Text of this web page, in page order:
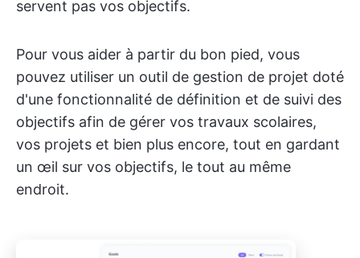
servent pas vos objectifs.
Pour vous aider à partir du bon pied, vous
pouvez utiliser un outil de gestion de projet doté
d'une fonctionnalité de définition et de suivi des
objectifs afin de gérer vos travaux scolaires,
vos projets et bien plus encore, tout en gardant
un œil sur vos objectifs, le tout au même
endroit.